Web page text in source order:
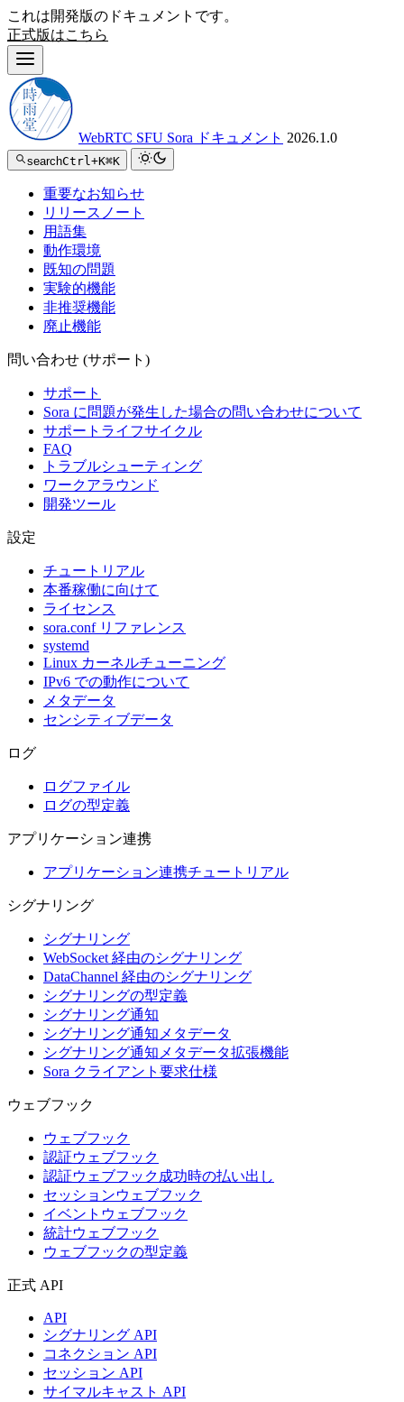
これは開発版のドキュメントです。
正式版はこちら
WebRTC SFU Sora ドキュメント 2026.1.0
searchCtrl+K⌘K
重要なお知らせ
リリースノート
用語集
動作環境
既知の問題
実験的機能
非推奨機能
廃止機能
問い合わせ (サポート)
サポート
Sora に問題が発生した場合の問い合わせについて
サポートライフサイクル
FAQ
トラブルシューティング
ワークアラウンド
開発ツール
設定
チュートリアル
本番稼働に向けて
ライセンス
sora.conf リファレンス
systemd
Linux カーネルチューニング
IPv6 での動作について
メタデータ
センシティブデータ
ログ
ログファイル
ログの型定義
アプリケーション連携
アプリケーション連携チュートリアル
シグナリング
シグナリング
WebSocket 経由のシグナリング
DataChannel 経由のシグナリング
シグナリングの型定義
シグナリング通知
シグナリング通知メタデータ
シグナリング通知メタデータ拡張機能
Sora クライアント要求仕様
ウェブフック
ウェブフック
認証ウェブフック
認証ウェブフック成功時の払い出し
セッションウェブフック
イベントウェブフック
統計ウェブフック
ウェブフックの型定義
正式 API
API
シグナリング API
コネクション API
セッション API
サイマルキャスト API